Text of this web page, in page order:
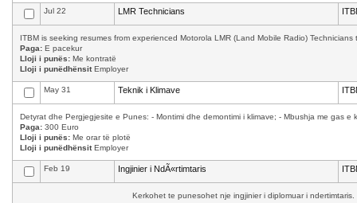
Jul 22 LMR Technicians
ITBM is seeking resumes from experienced Motorola LMR (Land Mobile Radio)
Paga: E pacekur
Lloji i punës: Me kontratë
Lloji i punëdhënsitEmployer
May 31 Teknik i Klimave
Detyrat dhe Pergjegjesite e Punes: - Montimi dhe demontimi i klimave; - Mbushja me gas e
Paga: 300 Euro
Lloji i punës: Me orar të plotë
Lloji i punëdhënsitEmployer
Feb 19 Ingjinier i NdÃ«rtimtaris
Kerkohet te punesohet nje ingjinier i diplomuar i ndertimtaris.